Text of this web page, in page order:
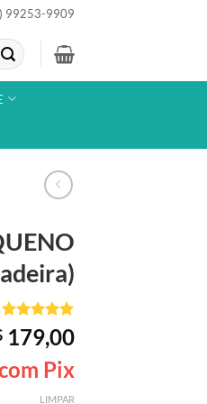
99253-9909
Avaliado
como5de
5, com
baseado em
1179,00
Pix
LIMPAR